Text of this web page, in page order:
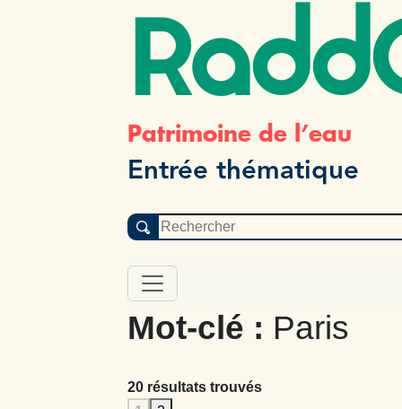
Patrimoine de l’eau
Entrée thématique
Mot-clé : Paris
20 résultats trouvés